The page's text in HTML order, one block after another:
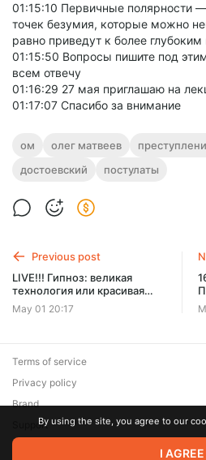
01:15:10 Первичные полярности
точек безумия, которые можно
равно приведут к более
01:15:50 Вопросы пишите под
всем отвечу
01:16:29 27 мая приглашаю на
01:17:07 Спасибо за внимание
ом олег матвеев
достоевский
постулаты
Previous post
LIVE!!! Гипноз: великая
технология или красивая
вывеска
May 01 20:17
© 2026 Zaya Solutions Limited. All
Terms of service
Privacy policy
Brand
SupportBy using the site, you agree to our
I AGREE